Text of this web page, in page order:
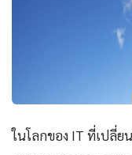
ในโลกของ IT ที่เปลี่ย